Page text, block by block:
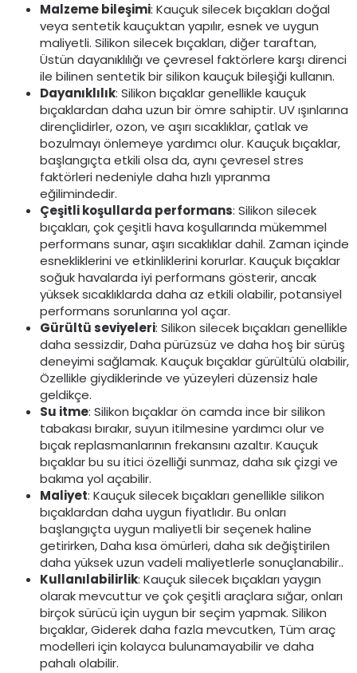
Malzeme bileşimi: Kauçuk silecek bıçakları doğal
veya sentetik kauçuktan yapılır, esnek ve uygun
maliyetli. Silikon silecek bıçakları, diğer taraftan,
Üstün dayanıklılığı ve çevresel faktörlere karşı direnci
ile bilinen sentetik bir silikon kauçuk bileşiği kullanın.
Dayanıklılık: Silikon bıçaklar genellikle kauçuk
bıçaklardan daha uzun bir ömre sahiptir. UV ışınlarına
dirençlidirler, ozon, ve aşırı sıcaklıklar, çatlak ve
bozulmayı önlemeye yardımcı olur. Kauçuk bıçaklar,
başlangıçta etkili olsa da, aynı çevresel stres
faktörleri nedeniyle daha hızlı yıpranma
eğilimindedir.
Çeşitli koşullarda performans: Silikon silecek
bıçakları, çok çeşitli hava koşullarında mükemmel
performans sunar, aşırı sıcaklıklar dahil. Zaman içinde
esnekliklerini ve etkinliklerini korurlar. Kauçuk bıçaklar
soğuk havalarda iyi performans gösterir, ancak
yüksek sıcaklıklarda daha az etkili olabilir, potansiyel
performans sorunlarına yol açar.
Gürültü seviyeleri: Silikon silecek bıçakları genellikle
daha sessizdir, Daha pürüzsüz ve daha hoş bir sürüş
deneyimi sağlamak. Kauçuk bıçaklar gürültülü olabilir,
Özellikle giydiklerinde ve yüzeyleri düzensiz hale
geldikçe.
Su itme: Silikon bıçaklar ön camda ince bir silikon
tabakası bırakır, suyun itilmesine yardımcı olur ve
bıçak replasmanlarının frekansını azaltır. Kauçuk
bıçaklar bu su itici özelliği sunmaz, daha sık çizgi ve
bakıma yol açabilir.
Maliyet: Kauçuk silecek bıçakları genellikle silikon
bıçaklardan daha uygun fiyatlıdır. Bu onları
başlangıçta uygun maliyetli bir seçenek haline
getirirken, Daha kısa ömürleri, daha sık değiştirilen
daha yüksek uzun vadeli maliyetlerle sonuçlanabilir..
Kullanılabilirlik: Kauçuk silecek bıçakları yaygın
olarak mevcuttur ve çok çeşitli araçlara sığar, onları
birçok sürücü için uygun bir seçim yapmak. Silikon
bıçaklar, Giderek daha fazla mevcutken, Tüm araç
modelleri için kolayca bulunamayabilir ve daha
pahalı olabilir.